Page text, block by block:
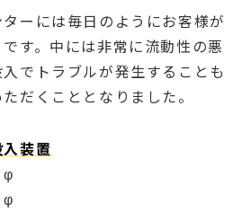
ーには毎日のようにお客様が
す。中には非常に流動性の悪
でトラブルが発生することも
だくこととなりました。
装置
φ